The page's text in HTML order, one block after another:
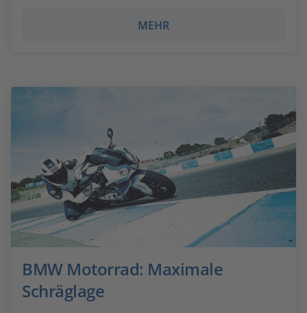
MEHR
BMW Motorrad: Maximale
Schräglage